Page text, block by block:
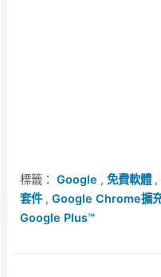
標籤： Google , 免費軟體,
套件, Google Chrome擴
Google Plus™